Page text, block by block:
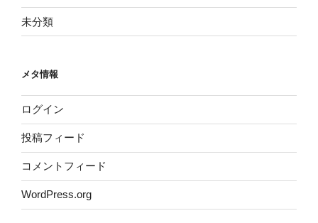
未分類
メタ情報
ログイン
投稿フィード
コメントフィード
WordPress.org